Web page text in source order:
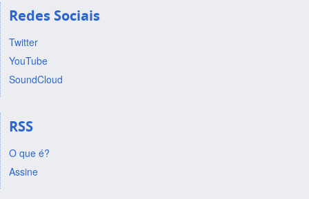
Redes Sociais
Twitter
YouTube
SoundCloud
RSS
O que é?
Assine